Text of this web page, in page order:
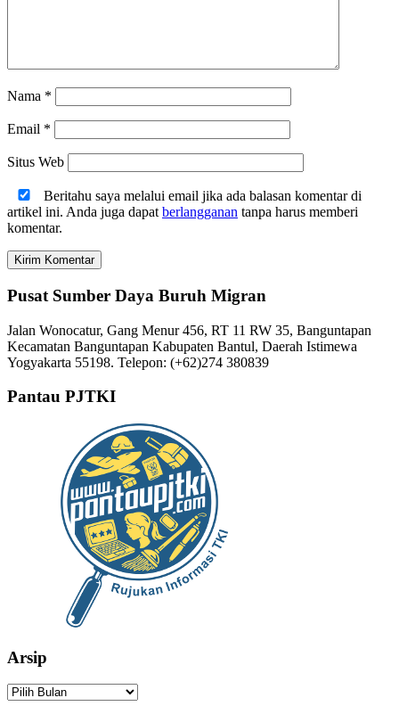
Nama *
Email *
Situs Web
Beritahu saya melalui email jika ada balasan komentar di
artikel ini. Anda juga dapat berlangganan tanpa harus memberi
komentar.
Pusat Sumber Daya Buruh Migran
Jalan Wonocatur, Gang Menur 456, RT 11 RW 35, Banguntapan
Kecamatan Banguntapan Kabupaten Bantul, Daerah Istimewa
Yogyakarta 55198. Telepon: (+62)274 380839
Pantau PJTKI
Arsip
Arsip